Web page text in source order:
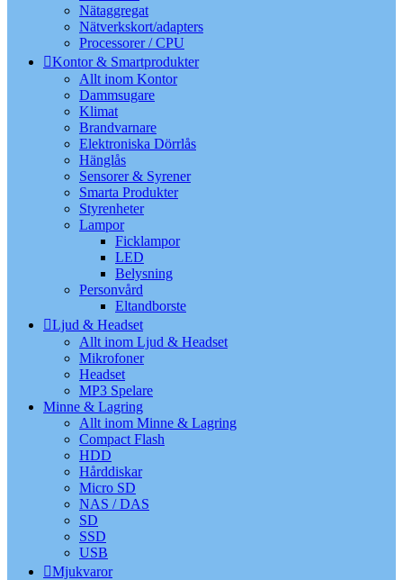
Nätaggregat
Nätverkskort/adapters
Processorer / CPU
Kontor & Smartprodukter
Allt inom Kontor
Dammsugare
Klimat
Brandvarnare
Elektroniska Dörrlås
Hänglås
Sensorer & Syrener
Smarta Produkter
Styrenheter
Lampor
Ficklampor
LED
Belysning
Personvård
Eltandborste
Ljud & Headset
Allt inom Ljud & Headset
Mikrofoner
Headset
MP3 Spelare
Minne & Lagring
Allt inom Minne & Lagring
Compact Flash
HDD
Hårddiskar
Micro SD
NAS / DAS
SD
SSD
USB
Mjukvaror